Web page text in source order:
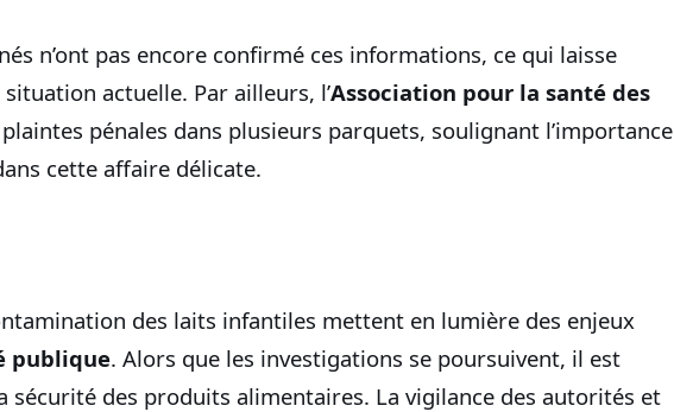
n’ont pas encore confirmé ces informations, ce qui laisse
actuelle. Par ailleurs, l’Association pour la santé des
pénales dans plusieurs parquets, soulignant l’importance
cette affaire délicate.
des laits infantiles mettent en lumière des enjeux
publique. Alors que les investigations se poursuivent, il est
sécurité des produits alimentaires. La vigilance des autorités et